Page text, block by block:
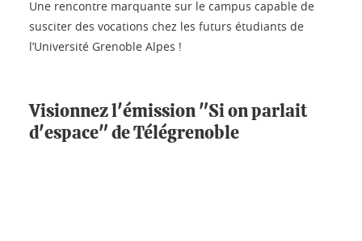
Une rencontre marquante sur le campus capable de
susciter des vocations chez les futurs étudiants de
l’Université Grenoble Alpes !
Visionnez l'émission "Si on parlait
d'espace" de Télégrenoble